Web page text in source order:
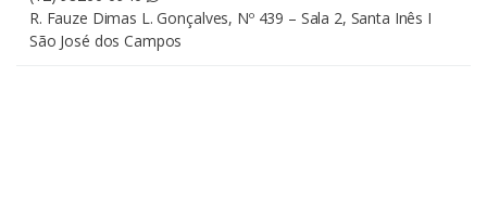
R. Fauze Dimas L. Gonçalves, Nº 439 – Sala 2, Santa Inês I
São José dos Campos